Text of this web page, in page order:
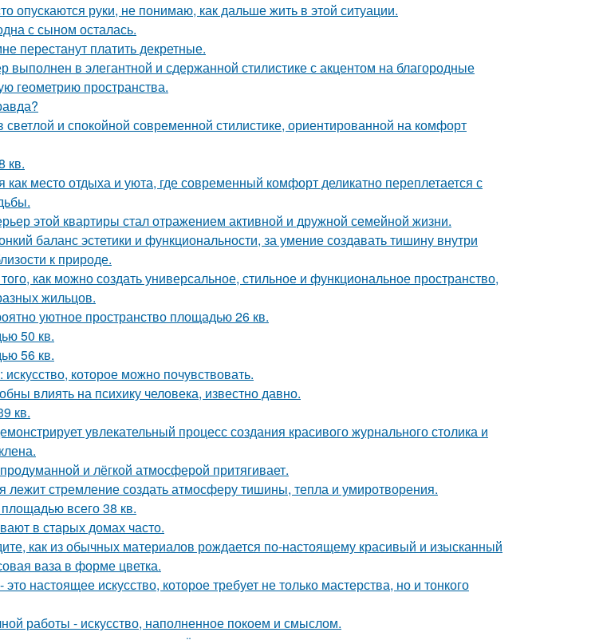
опускаются руки, не понимаю, как дальше жить в этой ситуации.
с сыном осталась.
перестанут платить декретные.
в элегантной и сдержанной стилистике с акцентом на благородные
геометрию пространства.
и спокойной современной стилистике, ориентированной на комфорт
кв.
место отдыха и уюта, где современный комфорт деликатно переплетается с
этой квартиры стал отражением активной и дружной семейной жизни.
баланс эстетики и функциональности, за умение создавать тишину внутри
к природе.
как можно создать универсальное, стильное и функциональное пространство,
жильцов.
уютное пространство площадью 26 кв.
50 кв.
56 кв.
которое можно почувствовать.
влиять на психику человека, известно давно.
кв.
увлекательный процесс создания красивого журнального столика и
и лёгкой атмосферой притягивает.
стремление создать атмосферу тишины, тепла и умиротворения.
всего 38 кв.
в старых домах часто.
как из обычных материалов рождается по-настоящему красивый и изысканный
ваза в форме цветка.
настоящее искусство, которое требует не только мастерства, но и тонкого
работы - искусство, наполненное покоем и смыслом.